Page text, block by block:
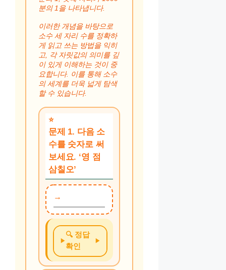
분의 1을 나타냅니다.
이러한 개념을 바탕으로
소수 세 자리 수를 정확하
게 읽고 쓰는 방법을 익히
고, 각 자릿값의 의미를 깊
이 있게 이해하는 것이 중
요합니다. 이를 통해 소수
의 세계를 더욱 넓게 탐색
할 수 있습니다.
문제 1. 다음 소
수를 숫자로 써
보세요. ‘영 점
삼칠오’
🔍 정답
확인